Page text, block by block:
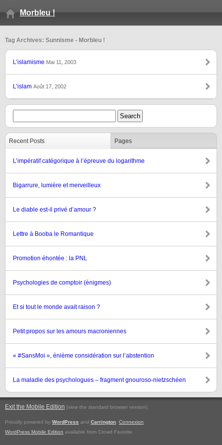
Morbleu !
Tag Archives: Sunnisme - Morbleu !
L’islamisme Mai 11, 2003
L’islam Août 17, 2002
Recent Posts Pages
L’impératif catégorique à l’épreuve du logarithme
Bigarrure, lumière et merveilleux
Le diable est-il privé d’amour ?
Lettre à Booba le Romantique
Promotion éhontée : la PNL
Psychologies de comptoir (énigmes)
Et si tout le monde avait raison ?
Petit propos sur les amours macroniennes
« #SansMoi », énième considération sur l’abstention
La maladie des psychologues – fragment gnouroso-nietzschéen
Exit the Mobile Edition (view the standard browser version).
Proudly powered by WordPress and Carrington Connexion
WordPress Mobile Edition available from Crowd Favorite.